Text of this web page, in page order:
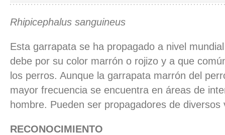
Rhipicephalus sanguineus
Esta garrapata se ha propagado a nivel
debe por su color marrón o rojizo y a que
los perros. Aunque la garrapata marrón del
mayor frecuencia se encuentra en áreas de
hombre. Pueden ser propagadores de diversos
RECONOCIMIENTO